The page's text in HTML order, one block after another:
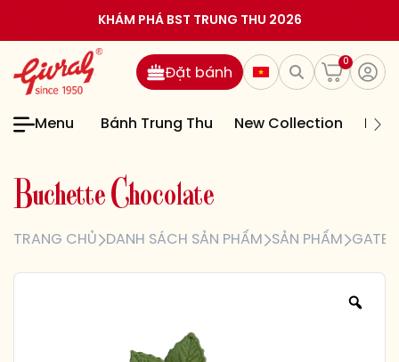
KHÁM PHÁ BST TRUNG THU 2026
0
Đặt bánh
Menu Bánh Trung Thu New Collection
Buchette Chocolate
TRANG CHỦ DANH SÁCH SẢN PHẨM SẢN PHẨM